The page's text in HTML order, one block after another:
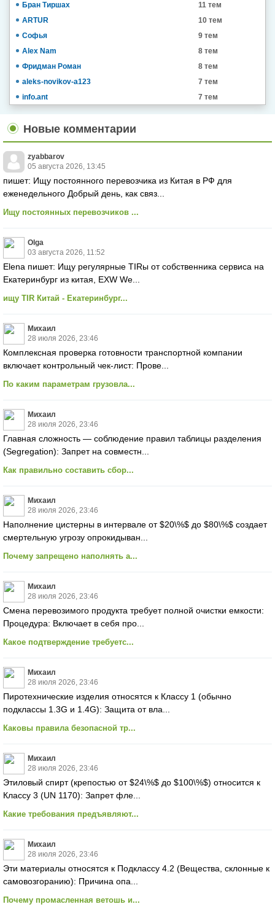
Бран Тиршах
11 тем
ARTUR
10 тем
Софья
9 тем
Alex Nam
8 тем
Фридман Роман
8 тем
aleks-novikov-a123
7 тем
info.ant
7 тем
Новые комментарии
zyabbarov
05 августа 2026, 13:45
пишет: Ищу постоянного перевозчика из Китая в РФ для
еженедельного Добрый день, как связ...
Ищу постоянных перевозчиков ...
Olga
03 августа 2026, 11:52
Elena пишет: Ищу регулярные TIRы от собственника сервиса на
Екатеринбург из китая, EXW We...
ищу TIR Китай - Екатеринбург...
Михаил
28 июля 2026, 23:46
Комплексная проверка готовности транспортной компании
включает контрольный чек-лист: Прове...
По каким параметрам грузовла...
Михаил
28 июля 2026, 23:46
Главная сложность — соблюдение правил таблицы разделения
(Segregation): Запрет на совместн...
Как правильно составить сбор...
Михаил
28 июля 2026, 23:46
Наполнение цистерны в интервале от $20\%$ до $80\%$ создает
смертельную угрозу опрокидыван...
Почему запрещено наполнять а...
Михаил
28 июля 2026, 23:46
Смена перевозимого продукта требует полной очистки емкости:
Процедура: Включает в себя про...
Какое подтверждение требуетс...
Михаил
28 июля 2026, 23:46
Пиротехнические изделия относятся к Классу 1 (обычно
подклассы 1.3G и 1.4G): Защита от вла...
Каковы правила безопасной тр...
Михаил
28 июля 2026, 23:46
Этиловый спирт (крепостью от $24\%$ до $100\%$) относится к
Классу 3 (UN 1170): Запрет фле...
Какие требования предъявляют...
Михаил
28 июля 2026, 23:46
Эти материалы относятся к Подклассу 4.2 (Вещества, склонные к
самовозгоранию): Причина опа...
Почему промасленная ветошь и...